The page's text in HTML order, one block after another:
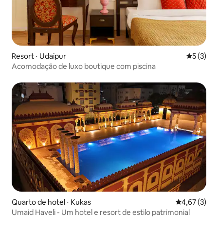
Resort ⋅ Udaipur 5 de
5 (3)
Acomodação de luxo boutique com piscina
Quarto de hotel ⋅ Kukas 4,67 de
4,67 (3)
Umaid Haveli - Um hotel e resort de estilo patrimonial